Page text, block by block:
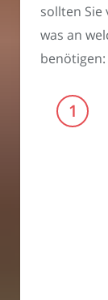
sollten Sie
was an
benötigen: